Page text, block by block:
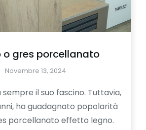
o gres porcellanato
Novembre 13, 2024
sempre il suo fascino. Tuttavia,
ha guadagnato popolarità
porcellanato effetto legno.